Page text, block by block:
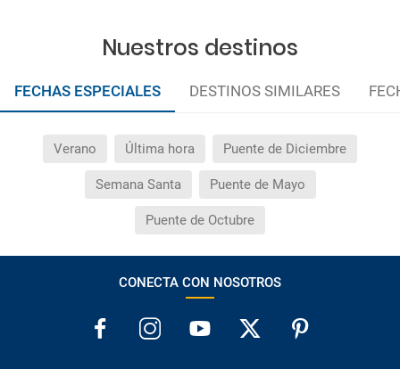
Nuestros destinos
FECHAS ESPECIALES DESTINOS SIMILARES
Verano Última hora Puente de Diciembre
Semana Santa Puente de Mayo
Puente de Octubre
CONECTA CON NOSOTROS